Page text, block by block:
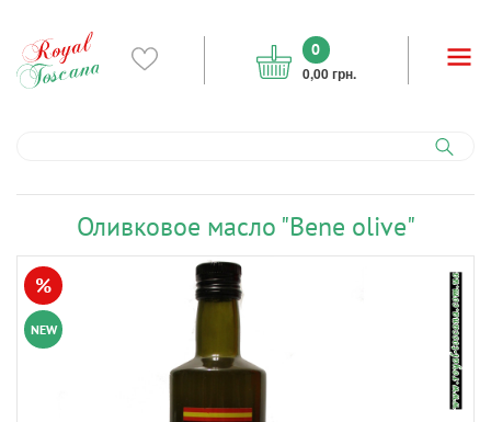
0
0,00 грн.
Оливковое масло "Bene olive"
NEW
%